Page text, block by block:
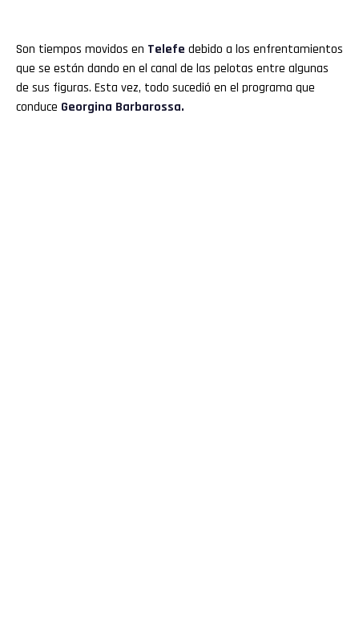
Son tiempos movidos en Telefe debido a los enfrentamientos
que se están dando en el canal de las pelotas entre algunas
de sus figuras. Esta vez, todo sucedió en el programa que
conduce Georgina Barbarossa.